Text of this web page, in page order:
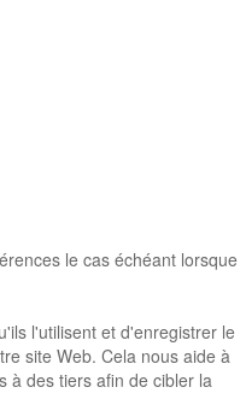
le cas échéant lorsque
l'utilisent et d'enregistrer le
site Web. Cela nous aide à
à des tiers afin de cibler la